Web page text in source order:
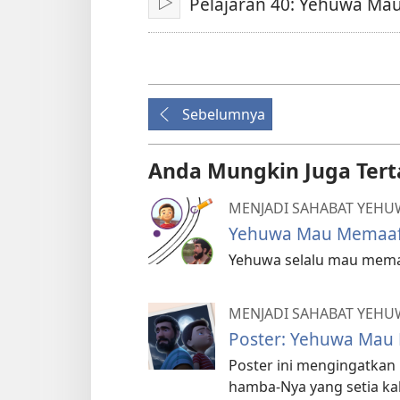
Mainkan
Sebelumnya
Anda Mungkin Juga
MENJADI SAHABAT
Yehuwa Mau
Yehuwa selalu mau
MENJADI SAHABAT
Poster: Yehuwa
Poster ini
hamba-Nya yang setia